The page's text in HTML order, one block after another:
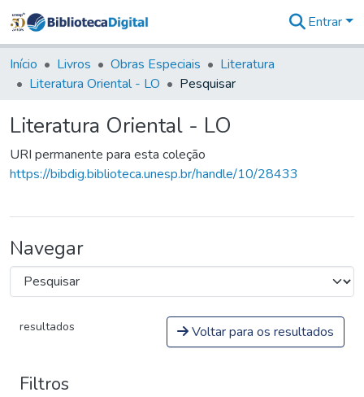
&
Coleções
Tudo na
Digital
Estatísticas
Entrar
Início Livros Obras Especiais
Literatura
Literatura Oriental - LO
Pesquisar
Literatura Oriental - LO
URI permanente para esta coleção
https://bibdig.biblioteca.unesp.br/handle/10/28433
Navegar
resultados Voltar para os resultados
Filtros